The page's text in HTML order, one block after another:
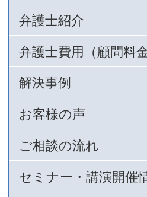
弁護士紹介
弁護士費用（顧問料
解決事例
お客様の声
ご相談の流れ
セミナー・講演開催